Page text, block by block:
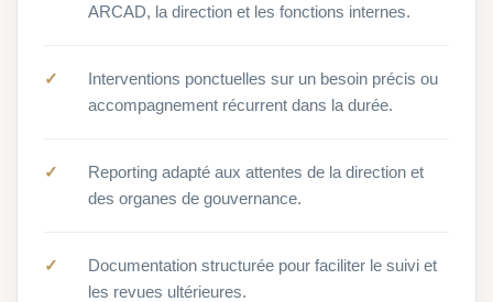
ARCAD, la direction et les fonctions internes.
Interventions ponctuelles sur un besoin précis ou
accompagnement récurrent dans la durée.
Reporting adapté aux attentes de la direction et
des organes de gouvernance.
Documentation structurée pour faciliter le suivi et
les revues ultérieures.